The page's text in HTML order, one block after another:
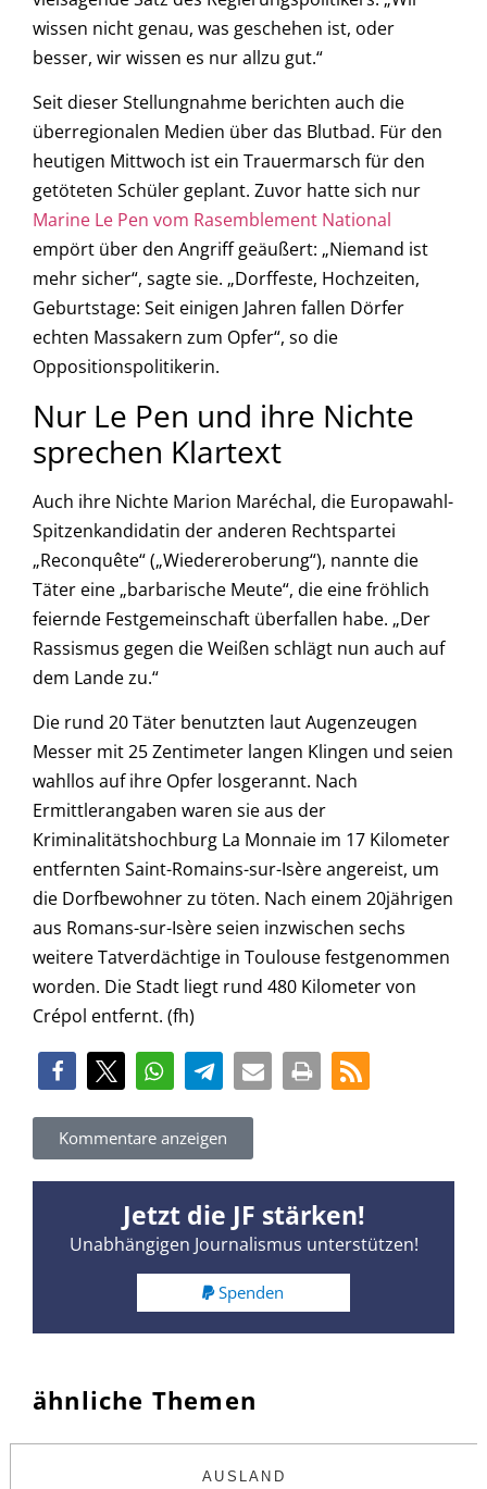
wissen nicht genau, was geschehen ist, oder
besser, wir wissen es nur allzu gut.“
Seit dieser Stellungnahme berichten auch die
überregionalen Medien über das Blutbad. Für den
heutigen Mittwoch ist ein Trauermarsch für den
getöteten Schüler geplant. Zuvor hatte sich nur
Marine Le Pen vom Rasemblement National
empört über den Angriff geäußert: „Niemand ist
mehr sicher“, sagte sie. „Dorffeste, Hochzeiten,
Geburtstage: Seit einigen Jahren fallen Dörfer
echten Massakern zum Opfer“, so die
Oppositionspolitikerin.
Nur Le Pen und ihre Nichte
sprechen Klartext
Auch ihre Nichte Marion Maréchal, die Europawahl-
Spitzenkandidatin der anderen Rechtspartei
„Reconquête“ („Wiedereroberung“), nannte die
Täter eine „barbarische Meute“, die eine fröhlich
feiernde Festgemeinschaft überfallen habe. „Der
Rassismus gegen die Weißen schlägt nun auch auf
dem Lande zu.“
Die rund 20 Täter benutzten laut Augenzeugen
Messer mit 25 Zentimeter langen Klingen und seien
wahllos auf ihre Opfer losgerannt. Nach
Ermittlerangaben waren sie aus der
Kriminalitätshochburg La Monnaie im 17 Kilometer
entfernten Saint-Romains-sur-Isère angereist, um
die Dorfbewohner zu töten. Nach einem 20jährigen
aus Romans-sur-Isère seien inzwischen sechs
weitere Tatverdächtige in Toulouse festgenommen
worden. Die Stadt liegt rund 480 Kilometer von
Crépol entfernt. (fh)
Kommentare anzeigen
Jetzt die JF stärken!
Unabhängigen Journalismus unterstützen!
Spenden
ähnliche Themen
AUSLAND